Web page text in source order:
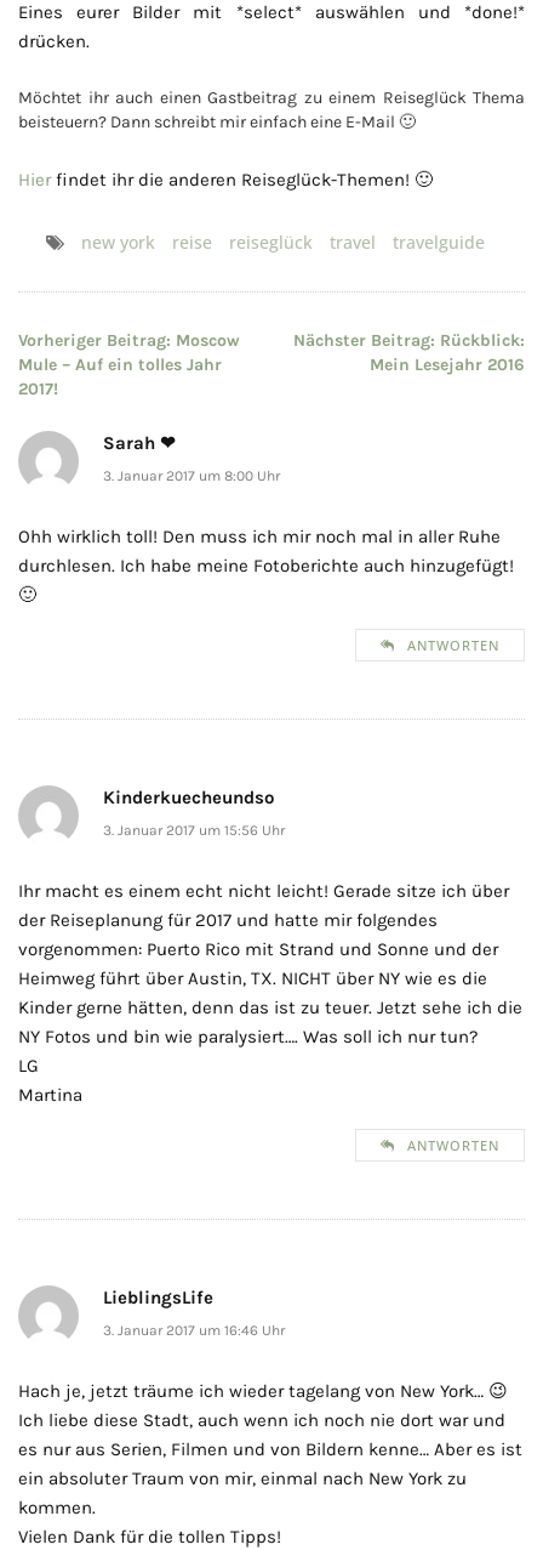
Eines eurer Bilder mit *select* auswählen und *done!*
drücken.
Möchtet ihr auch einen Gastbeitrag zu einem Reiseglück Thema
beisteuern? Dann schreibt mir einfach eine E-Mail 🙂
Hierfindet ihr die anderen Reiseglück-Themen! 🙂
new york reise reiseglück travel travelguide
Beitragsnavigation
Vorheriger Beitrag: Moscow
Mule – Auf ein tolles Jahr
2017!
Nächster Beitrag: Rückblick:
Mein Lesejahr 2016
Sarah ❤
3. Januar 2017 um 8:00 Uhr
Ohh wirklich toll! Den muss ich mir noch mal in aller Ruhe
durchlesen. Ich habe meine Fotoberichte auch hinzugefügt!
🙂
ANTWORTEN
Kinderkuecheundso
3. Januar 2017 um 15:56 Uhr
Ihr macht es einem echt nicht leicht! Gerade sitze ich über
der Reiseplanung für 2017 und hatte mir folgendes
vorgenommen: Puerto Rico mit Strand und Sonne und der
Heimweg führt über Austin, TX. NICHT über NY wie es die
Kinder gerne hätten, denn das ist zu teuer. Jetzt sehe ich die
NY Fotos und bin wie paralysiert…. Was soll ich nur tun?
LG
Martina
ANTWORTEN
LieblingsLife
3. Januar 2017 um 16:46 Uhr
Hach je, jetzt träume ich wieder tagelang von New York… 😉
Ich liebe diese Stadt, auch wenn ich noch nie dort war und
es nur aus Serien, Filmen und von Bildern kenne… Aber es ist
ein absoluter Traum von mir, einmal nach New York zu
kommen.
Vielen Dank für die tollen Tipps!